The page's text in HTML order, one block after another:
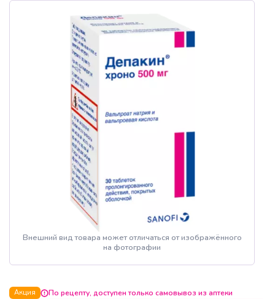
Внешний вид товара может отличаться от изображённого
на фотографии
Акция По рецепту, доступен только самовывоз из аптеки